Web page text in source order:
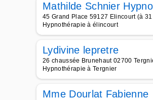
Mathilde Schnier
45 Grand Place 59127 Elincourt (à
Hypnothérapie à élincourt
Lydivine lepretre
26 chaussée Brunehaut 02700
Hypnothérapie à Tergnier
Mme Dourlat Fabienne